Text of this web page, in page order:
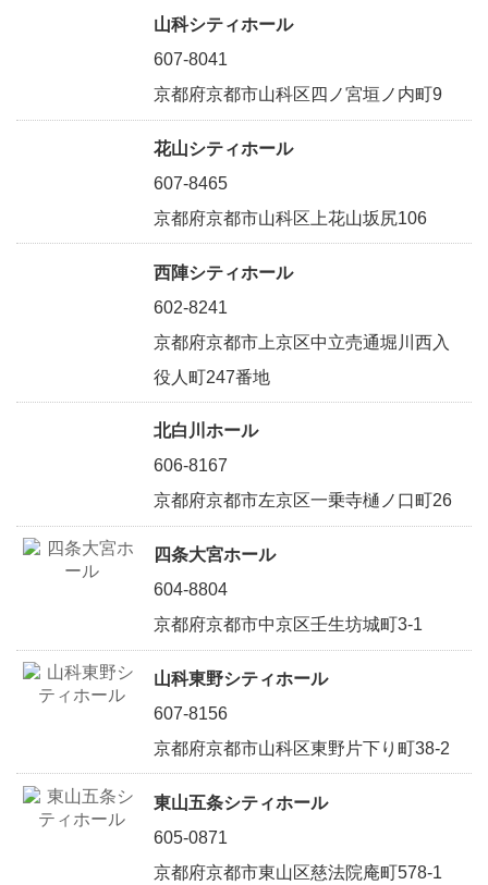
山科シティホール
607-8041
京都府京都市山科区四ノ宮垣ノ内町9
花山シティホール
607-8465
京都府京都市山科区上花山坂尻106
西陣シティホール
602-8241
京都府京都市上京区中立売通堀川西入
役人町247番地
北白川ホール
606-8167
京都府京都市左京区一乗寺樋ノ口町26
四条大宮ホール
604-8804
京都府京都市中京区壬生坊城町3-1
山科東野シティホール
607-8156
京都府京都市山科区東野片下り町38-2
東山五条シティホール
605-0871
京都府京都市東山区慈法院庵町578-1